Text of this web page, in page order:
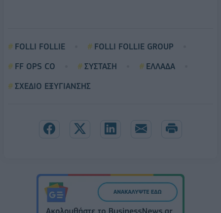
FOLLI FOLLIE
FOLLI FOLLIE GROUP
FF OPS CO
ΣΥΣΤΑΣΗ
ΕΛΛΑΔΑ
ΣΧΕΔΙΟ ΕΞΥΓΙΑΝΣΗΣ